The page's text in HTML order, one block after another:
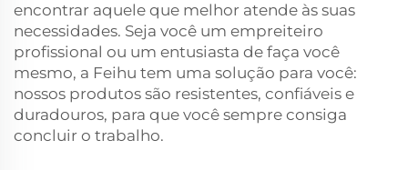
encontrar aquele que melhor atende às suas
necessidades. Seja você um empreiteiro
profissional ou um entusiasta de faça você
mesmo, a Feihu tem uma solução para você:
nossos produtos são resistentes, confiáveis e
duradouros, para que você sempre consiga
concluir o trabalho.